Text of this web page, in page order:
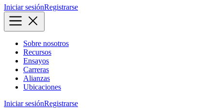
Iniciar sesiónRegistrarse
Sobre nosotros
Recursos
Ensayos
Carreras
Alianzas
Ubicaciones
Iniciar sesiónRegistrarse